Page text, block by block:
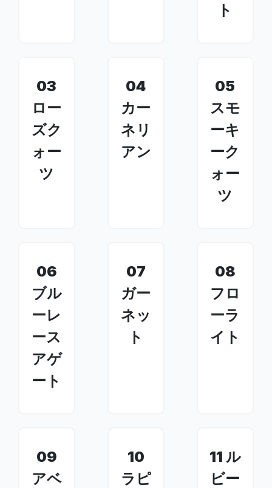
ト
03
ロー
ズク
ォー
ツ
04
カー
ネリ
アン
05
スモ
ーキ
ーク
ォー
ツ
06
ブル
ーレ
ース
アゲ
ート
07
ガー
ネッ
ト
08
フロ
ーラ
イト
09
アベ
10
ラピ
11 ル
ビー